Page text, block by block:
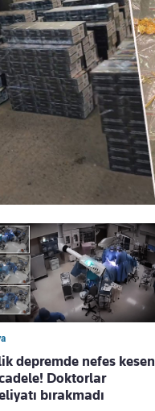
depremde nefes kesen
Doktorlar
bırakmadı